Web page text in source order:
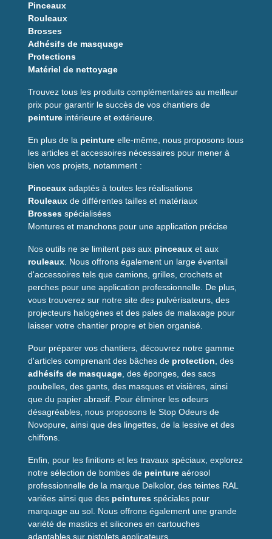
Pinceaux
Rouleaux
Brosses
Adhésifs de masquage
Protections
Matériel de nettoyage
Trouvez tous les produits complémentaires au meilleur
prix pour garantir le succès de vos chantiers de
peinture intérieure et extérieure.
En plus de la peinture elle-même, nous proposons tous
les articles et accessoires nécessaires pour mener à
bien vos projets, notamment :
Pinceaux adaptés à toutes les réalisations
Rouleaux de différentes tailles et matériaux
Brosses spécialisées
Montures et manchons pour une application précise
Nos outils ne se limitent pas aux pinceaux et aux
rouleaux . Nous offrons également un large éventail
d'accessoires tels que camions, grilles, crochets et
perches pour une application professionnelle. De plus,
vous trouverez sur notre site des pulvérisateurs, des
projecteurs halogènes et des pales de malaxage pour
laisser votre chantier propre et bien organisé.
Pour préparer vos chantiers, découvrez notre gamme
d'articles comprenant des bâches de protection , des
adhésifs de masquage , des éponges, des sacs
poubelles, des gants, des masques et visières, ainsi
que du papier abrasif. Pour éliminer les odeurs
désagréables, nous proposons le Stop Odeurs de
Novopure, ainsi que des lingettes, de la lessive et des
chiffons.
Enfin, pour les finitions et les travaux spéciaux, explorez
notre sélection de bombes de peinture aérosol
professionnelle de la marque Delkolor, des teintes RAL
variées ainsi que des peintures spéciales pour
marquage au sol. Nous offrons également une grande
variété de mastics et silicones en cartouches
adaptables sur pistolets applicateurs.